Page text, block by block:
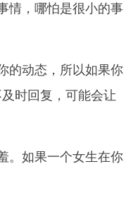
情，哪怕是很小的事
的动态，所以如果你
时回复，可能会让
。如果一个女生在你